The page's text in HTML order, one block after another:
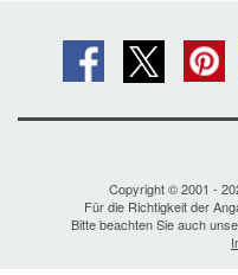
Copyright © 2001 -
Für die Richtigkeit der
Bitte beachten Sie auch